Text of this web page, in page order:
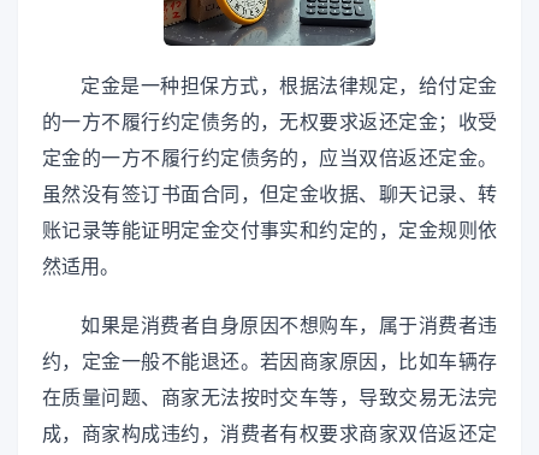
定金是一种担保方式，根据法律规定，给付定金
的一方不履行约定债务的，无权要求返还定金；收受
定金的一方不履行约定债务的，应当双倍返还定金。
虽然没有签订书面合同，但定金收据、聊天记录、转
账记录等能证明定金交付事实和约定的，定金规则依
然适用。
如果是消费者自身原因不想购车，属于消费者违
约，定金一般不能退还。若因商家原因，比如车辆存
在质量问题、商家无法按时交车等，导致交易无法完
成，商家构成违约，消费者有权要求商家双倍返还定